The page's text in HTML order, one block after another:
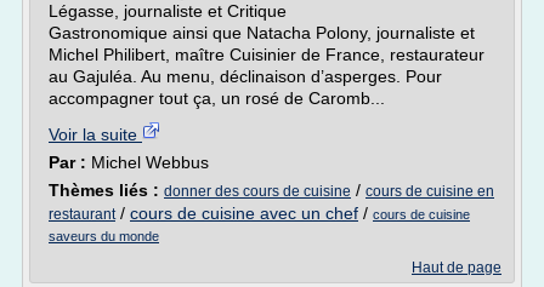
Légasse, journaliste et Critique
Gastronomique ainsi que Natacha Polony, journaliste et
Michel Philibert, maître Cuisinier de France, restaurateur
au Gajuléa. Au menu, déclinaison d’asperges. Pour
accompagner tout ça, un rosé de Caromb...
Voir la suite
Par : Michel Webbus
Thèmes liés : donner des cours de cuisine / cours de cuisine en
restaurant/ cours de cuisine avec un chef / cours de cuisine
saveurs du monde
Haut de page